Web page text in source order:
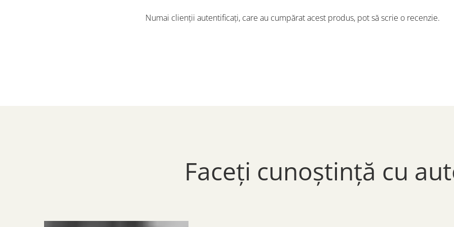
Numai clienții autentificați, care au cumpărat acest produs, pot să scrie o recenzie.
Faceți cunoștință cu